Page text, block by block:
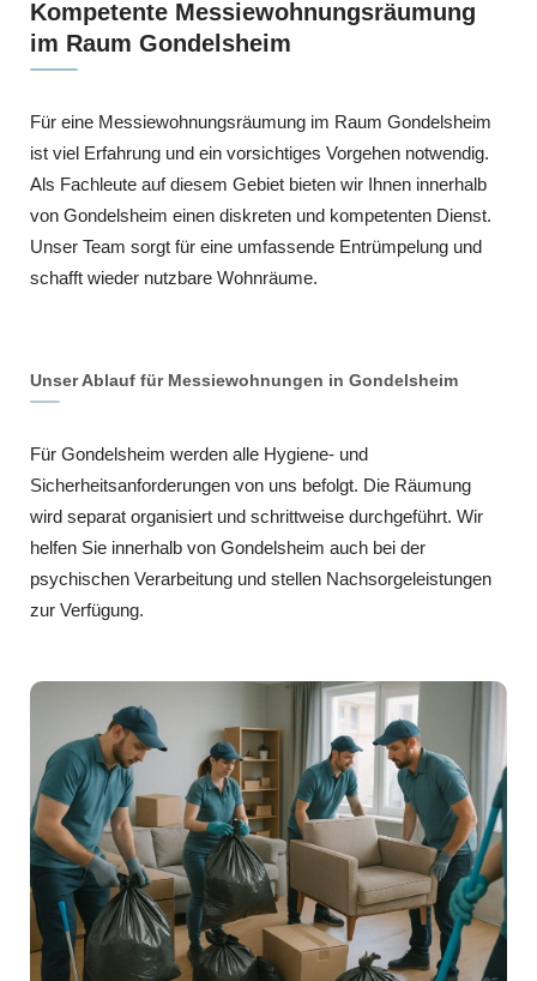
Kompetente Messiewohnungsräumung
im Raum Gondelsheim
Für eine Messiewohnungsräumung im Raum Gondelsheim
ist viel Erfahrung und ein vorsichtiges Vorgehen notwendig.
Als Fachleute auf diesem Gebiet bieten wir Ihnen innerhalb
von Gondelsheim einen diskreten und kompetenten Dienst.
Unser Team sorgt für eine umfassende Entrümpelung und
schafft wieder nutzbare Wohnräume.
Unser Ablauf für Messiewohnungen in Gondelsheim
Für Gondelsheim werden alle Hygiene- und
Sicherheitsanforderungen von uns befolgt. Die Räumung
wird separat organisiert und schrittweise durchgeführt. Wir
helfen Sie innerhalb von Gondelsheim auch bei der
psychischen Verarbeitung und stellen Nachsorgeleistungen
zur Verfügung.